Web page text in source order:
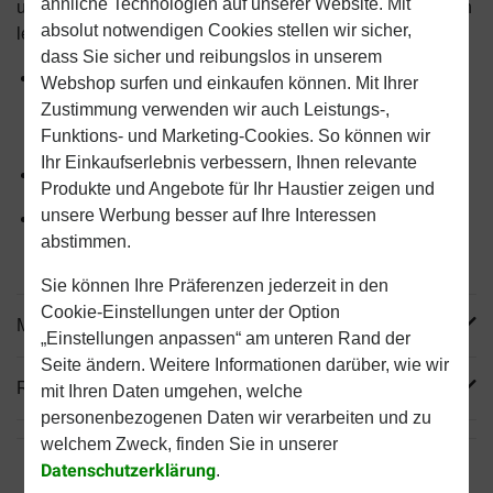
ähnliche Technologien auf unserer Website. Mit
absolut notwendigen Cookies stellen wir sicher,
dass Sie sicher und reibungslos in unserem
Webshop surfen und einkaufen können. Mit Ihrer
Zustimmung verwenden wir auch Leistungs-,
Funktions- und Marketing-Cookies. So können wir
Ihr Einkaufserlebnis verbessern, Ihnen relevante
Produkte und Angebote für Ihr Haustier zeigen und
unsere Werbung besser auf Ihre Interessen
abstimmen.
Sie können Ihre Präferenzen jederzeit in den
Cookie-Einstellungen unter der Option
„Einstellungen anpassen“ am unteren Rand der
Seite ändern. Weitere Informationen darüber, wie wir
mit Ihren Daten umgehen, welche
personenbezogenen Daten wir verarbeiten und zu
welchem Zweck, finden Sie in unserer
Datenschutzerklärung.
unter Magen-Darm-Störungen oder Verdauungsproblemen
leiden.
Vollständiges Trockenfutter zur Verringerung akuter
Darmabsorptionsstörungen und Beruhigung des
Magen-Darm-Trakts
Unterstützt das Verdauungssystem
Hoher Energiegehalt fördert das gesunde Wachstum
Ihres Welpen
Mehr Produktinfos
Reviews